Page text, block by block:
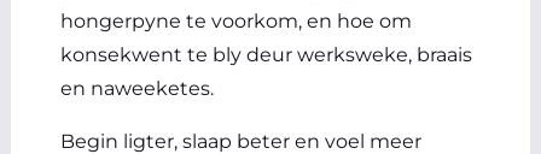
hongerpyne te voorkom, en hoe om
konsekwent te bly deur werksweke, braais
en naweeketes.
Begin ligter, slaap beter en voel meer